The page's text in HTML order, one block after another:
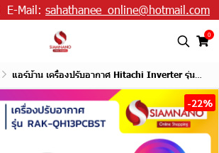
E-Mail: sahathanee_online@hotmail.com
0
แอร์บ้าน เครื่องปรับอากาศ Hitachi Inverter รุ่น RAK-QH13PCBST ขนาด 12,100 BTU
-22%